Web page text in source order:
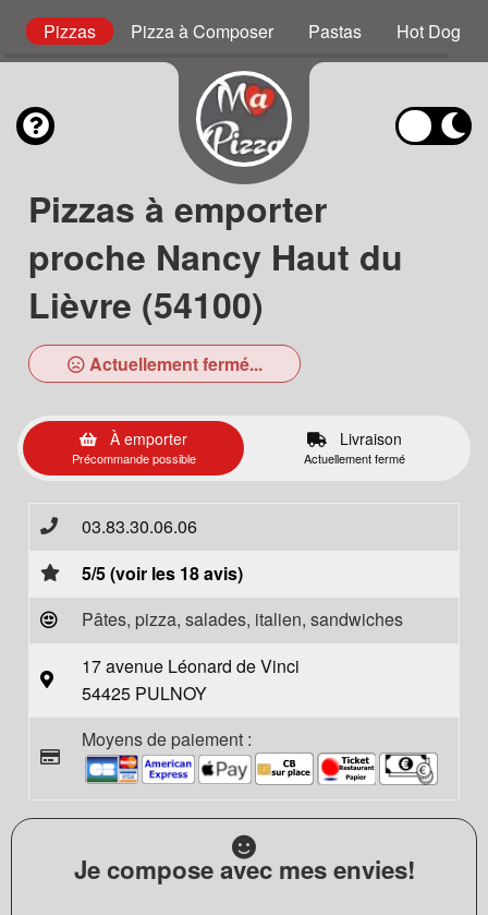
Pizzas Pizza à Composer Pastas Hot Dog
Pizzas à emporter
proche Nancy Haut du
Lièvre (54100)
Actuellement fermé...
À emporter
Précommande possible
Livraison
Actuellement fermé
03.83.30.06.06
5/5 (voir les 18 avis)
Pâtes, pizza, salades, italien, sandwiches
17 avenue Léonard de Vinci
54425 PULNOY
Moyens de paiement :
Je compose avec mes envies!